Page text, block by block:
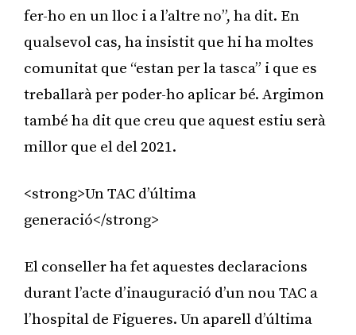
fer-ho en un lloc i a l’altre no”, ha dit. En
qualsevol cas, ha insistit que hi ha moltes
comunitat que “estan per la tasca” i que es
treballarà per poder-ho aplicar bé. Argimon
també ha dit que creu que aquest estiu serà
millor que el del 2021.
<strong>Un TAC d’última
generació</strong>
El conseller ha fet aquestes declaracions
durant l’acte d’inauguració d’un nou TAC a
l’hospital de Figueres. Un aparell d’última